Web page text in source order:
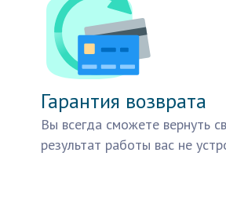
Гарантия возврата
Вы всегда сможете вернуть
результат работы вас не